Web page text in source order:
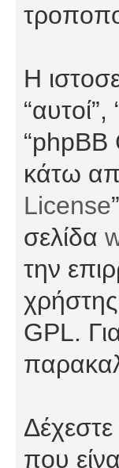
Η
“phpBB
κάτω
License
σελίδα
την
GPL.
που